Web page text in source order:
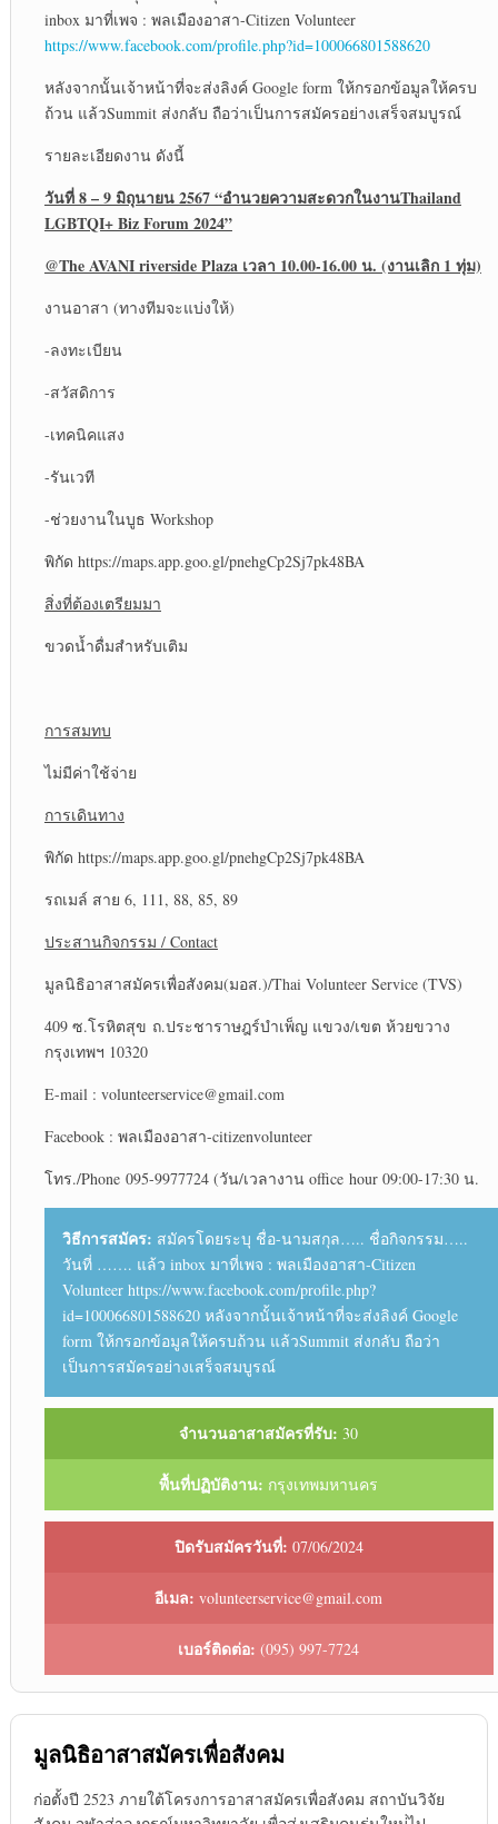
inbox มาที่เพจ : พลเมืองอาสา-Citizen Volunteer
https://www.facebook.com/profile.php?id=100066801588620
หลังจากนั้นเจ้าหน้าที่จะส่งลิงค์ Google form ให้กรอกข้อมูลให้ครบ
ถ้วน แล้วSummit ส่งกลับ ถือว่าเป็นการสมัครอย่างเสร็จสมบูรณ์
รายละเอียดงาน ดังนี้
วันที่ 8 – 9 มิถุนายน 2567 “อำนวยความสะดวกในงานThailand
LGBTQI+ Biz Forum 2024”
@The AVANI riverside Plaza เวลา 10.00-16.00 น. (งานเลิก 1 ทุ่ม)
งานอาสา (ทางทีมจะแบ่งให้)
-ลงทะเบียน
-สวัสดิการ
-เทคนิคแสง
-รันเวที
-ช่วยงานในบูธ Workshop
พิกัด https://maps.app.goo.gl/pnehgCp2Sj7pk48BA
สิ่งที่ต้องเตรียมมา
ขวดน้ำดื่มสำหรับเติม
การสมทบ
ไม่มีค่าใช้จ่าย
การเดินทาง
พิกัด https://maps.app.goo.gl/pnehgCp2Sj7pk48BA
รถเมล์ สาย 6, 111, 88, 85, 89
ประสานกิจกรรม / Contact
มูลนิธิอาสาสมัครเพื่อสังคม(มอส.)/Thai Volunteer Service (TVS)
409 ซ.โรหิตสุข ถ.ประชาราษฎร์บำเพ็ญ แขวง/เขต ห้วยขวาง
กรุงเทพฯ 10320
E-mail : volunteerservice@gmail.com
Facebook : พลเมืองอาสา-citizenvolunteer
โทร./Phone 095-9977724 (วัน/เวลางาน office hour 09:00-17:30 น.
วิธีการสมัคร: สมัครโดยระบุ ชื่อ-นามสกุล….. ชื่อกิจกรรม…..
วันที่ ……. แล้ว inbox มาที่เพจ : พลเมืองอาสา-Citizen
Volunteer https://www.facebook.com/profile.php?
id=100066801588620 หลังจากนั้นเจ้าหน้าที่จะส่งลิงค์ Google
form ให้กรอกข้อมูลให้ครบถ้วน แล้วSummit ส่งกลับ ถือว่า
เป็นการสมัครอย่างเสร็จสมบูรณ์
จำนวนอาสาสมัครที่รับ: 30
พื้นที่ปฏิบัติงาน: กรุงเทพมหานคร
ปิดรับสมัครวันที่: 07/06/2024
อีเมล: volunteerservice@gmail.com
เบอร์ติดต่อ: (095) 997-7724
มูลนิธิอาสาสมัครเพื่อสังคม
ก่อตั้งปี 2523 ภายใต้โครงการอาสาสมัครเพื่อสังคม สถาบันวิจัย